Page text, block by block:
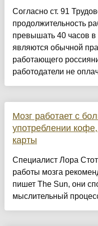
Согласно ст. 91
продолжительность
превышать 40 часов
являются обычной
работающего
работодатели не
Мозг работает с
употреблении
карты
Специалист Лора
работы мозга
пишет The Sun, они
мыслительный